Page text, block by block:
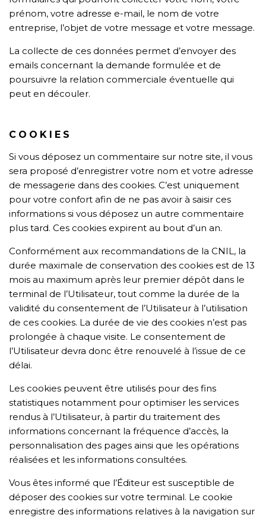
prénom, votre adresse e-mail, le nom de votre
entreprise, l’objet de votre message et votre message.
La collecte de ces données permet d’envoyer des
emails concernant la demande formulée et de
poursuivre la relation commerciale éventuelle qui
peut en découler.
COOKIES
Si vous déposez un commentaire sur notre site, il vous
sera proposé d’enregistrer votre nom et votre adresse
de messagerie dans des cookies. C’est uniquement
pour votre confort afin de ne pas avoir à saisir ces
informations si vous déposez un autre commentaire
plus tard. Ces cookies expirent au bout d’un an.
Conformément aux recommandations de la CNIL, la
durée maximale de conservation des cookies est de 13
mois au maximum après leur premier dépôt dans le
terminal de l’Utilisateur, tout comme la durée de la
validité du consentement de l’Utilisateur à l’utilisation
de ces cookies. La durée de vie des cookies n’est pas
prolongée à chaque visite. Le consentement de
l’Utilisateur devra donc être renouvelé à l’issue de ce
délai.
Les cookies peuvent être utilisés pour des fins
statistiques notamment pour optimiser les services
rendus à l’Utilisateur, à partir du traitement des
informations concernant la fréquence d’accès, la
personnalisation des pages ainsi que les opérations
réalisées et les informations consultées.
Vous êtes informé que l’Éditeur est susceptible de
déposer des cookies sur votre terminal. Le cookie
enregistre des informations relatives à la navigation sur